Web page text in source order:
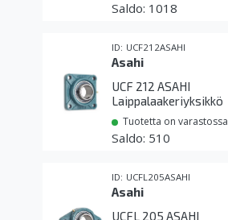
1018
UCF212ASAHI
Asahi
UCF 212 ASAHI
Laippalaakeriyksikkö
Tuotetta on varastossa
510
UCFL205ASAHI
Asahi
UCFL 205 ASAHI